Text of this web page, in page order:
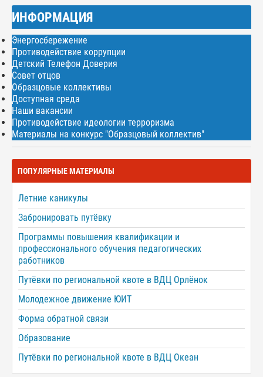
ИНФОРМАЦИЯ
Энергосбережение
Противодействие коррупции
Детский Телефон Доверия
Совет отцов
Образцовые коллективы
Доступная среда
Наши вакансии
Противодействие идеологии терроризма
Материалы на конкурс "Образцовый коллектив"
ПОПУЛЯРНЫЕ МАТЕРИАЛЫ
Летние каникулы
Забронировать путёвку
Программы повышения квалификации и
профессионального обучения педагогических
работников
Путёвки по региональной квоте в ВДЦ Орлёнок
Молодежное движение ЮИТ
Форма обратной связи
Образование
Путёвки по региональной квоте в ВДЦ Океан